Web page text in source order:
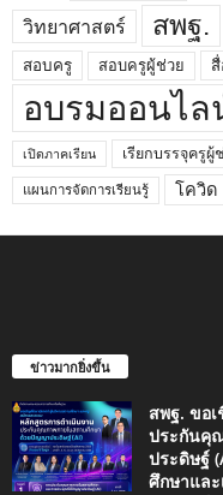
วิทยาศาสตร์ สพฐ.
สอบครู สอบครูผู้ช่วย
อบรมออนไล
เปิดภาคเรียน เรียกบรรจุครูผู้
แผนการจัดการเรียนรู้ โควิด
ข่าวมากยิ่งขึ้น
สพฐ. ขอ
ประกันคุ
ประดิษฐ์
ศึกษาแล